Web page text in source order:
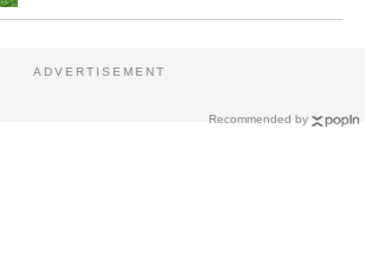
Recommended by
ADVERTISEMENT